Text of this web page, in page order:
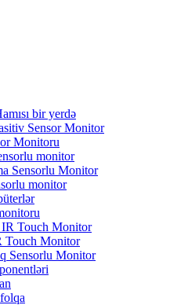
bir yerdə
Sensor Monitor
Monitoru
monitor
Sensorlu Monitor
monitor
Touch Monitor
Touch Monitor
Sensorlu Monitor